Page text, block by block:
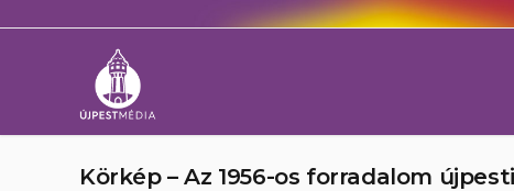
Körkép – Az 1956-os forradalom